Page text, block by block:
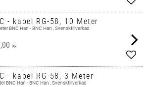
- kabel RG-58, 10 Meter
BNC Han - BNC Han , Svensktillverkad
KR
- kabel RG-58, 3 Meter
BNC Han - BNC Han , Svensktillverkad